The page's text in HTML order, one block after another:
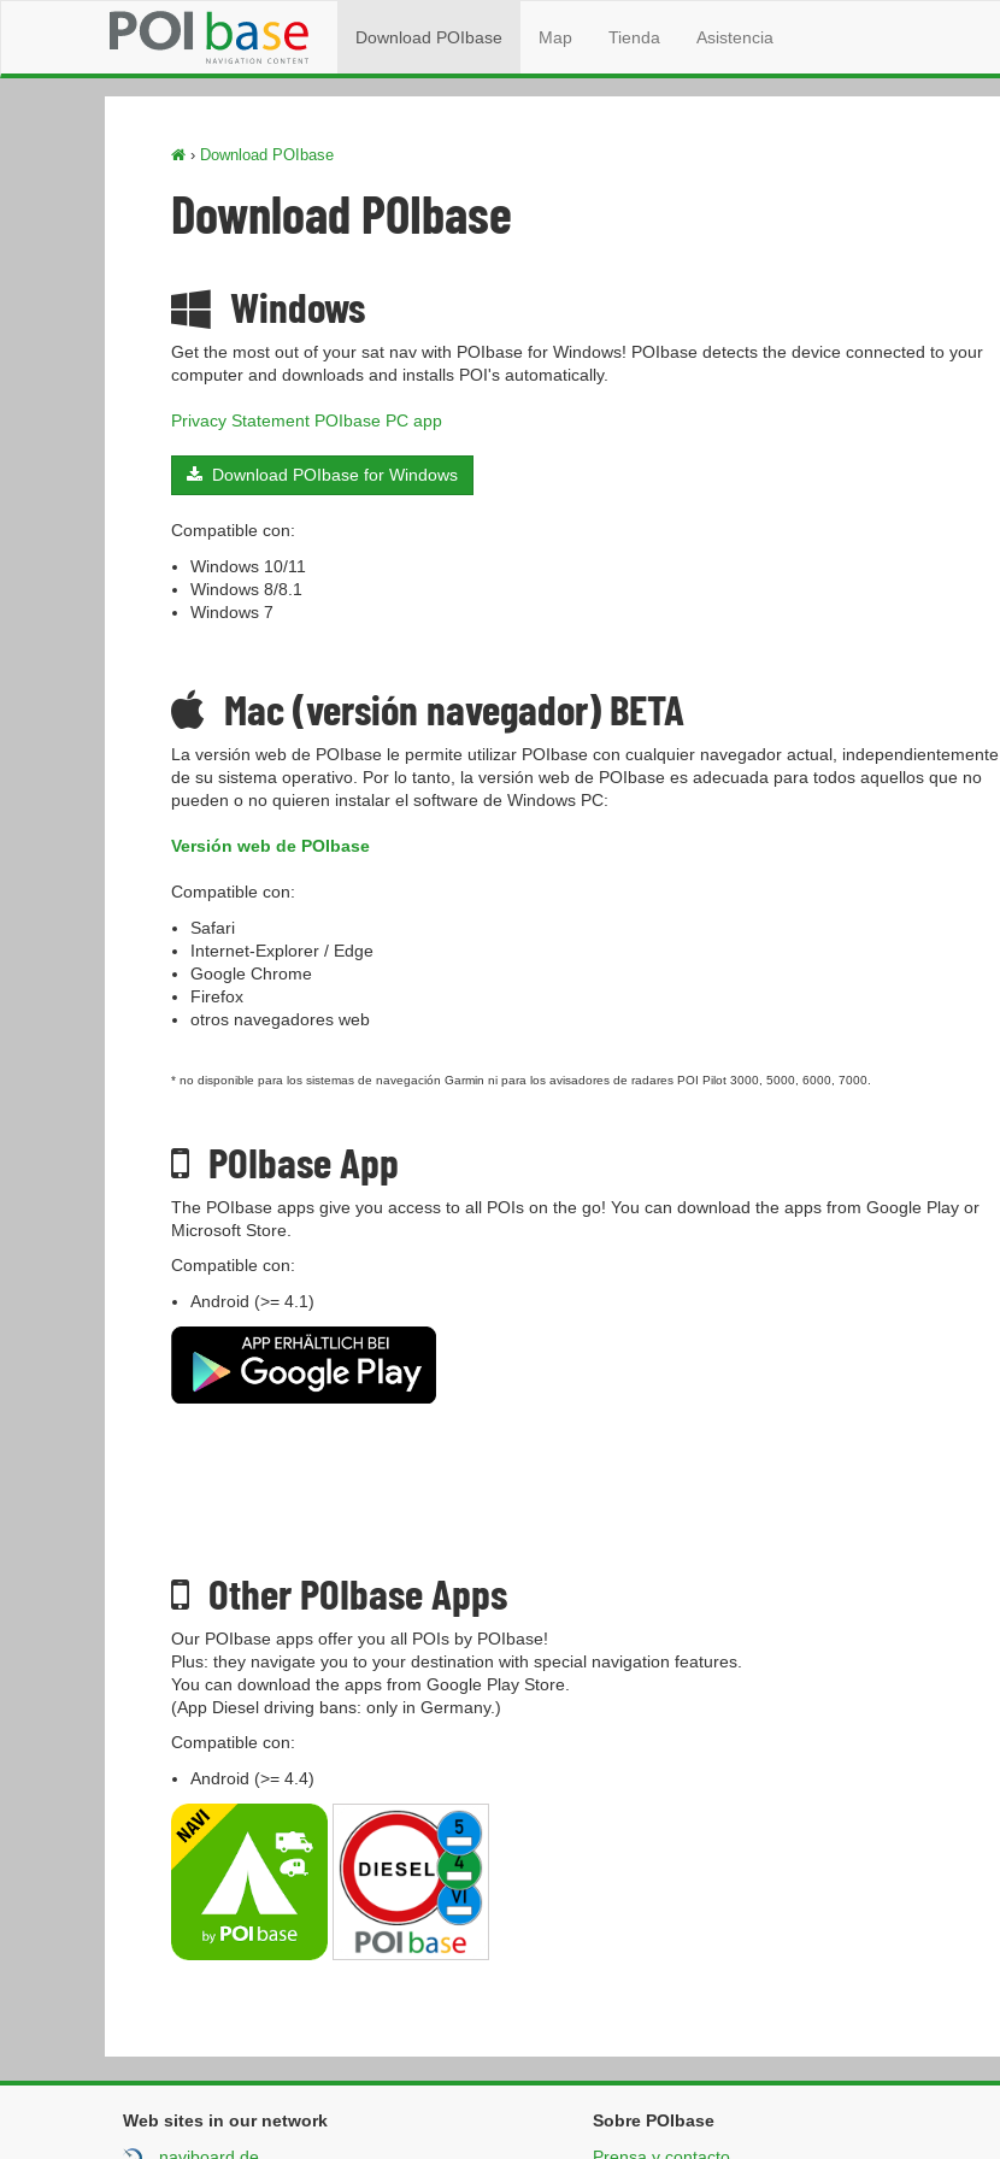
Download POIbase Map Tienda Asistencia
› Download POIbase
Download POIbase
Windows
Get the most out of your sat nav with POIbase for Windows! POIbase detects the device connected to your
computer and downloads and installs POI's automatically.
Privacy Statement POIbase PC app
Download POIbase for Windows
Compatible con:
Windows 10/11
Windows 8/8.1
Windows 7
Mac (versión navegador) BETA
La versión web de POIbase le permite utilizar POIbase con cualquier navegador actual, independientemente
de su sistema operativo. Por lo tanto, la versión web de POIbase es adecuada para todos aquellos que no
pueden o no quieren instalar el software de Windows PC:
Versión web de POIbase
Compatible con:
Safari
Internet-Explorer / Edge
Google Chrome
Firefox
otros navegadores web
* no disponible para los sistemas de navegación Garmin ni para los avisadores de radares POI Pilot 3000, 5000, 6000, 7000.
POIbase App
The POIbase apps give you access to all POIs on the go! You can download the apps from Google Play or
Microsoft Store.
Compatible con:
Android (>= 4.1)
Other POIbase Apps
Our POIbase apps offer you all POIs by POIbase!
Plus: they navigate you to your destination with special navigation features.
You can download the apps from Google Play Store.
(App Diesel driving bans: only in Germany.)
Compatible con:
Android (>= 4.4)
Web sites in our network
Sobre POIbase